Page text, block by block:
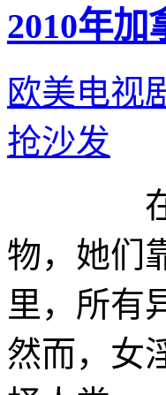
2010年加
欧美电视
抢沙发
在北美
物，她
里，所有
然而，女